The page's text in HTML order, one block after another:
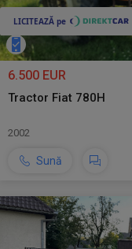
6.500 EUR
Tractor Fiat 780H
2002
Sună